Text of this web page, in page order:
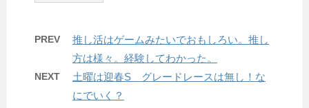
PREV
推し活はゲームみたいでおもしろい。推し
方は様々。経験してわかった。
NEXT
土曜は迎春S グレードレースは無し！な
にでいく？